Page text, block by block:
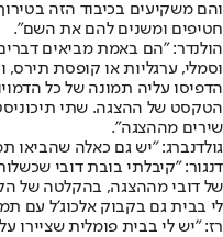
והם משקיעים בכיבוד הזה
חטיפים ומשנים להם את השם".
הולנדר: "הם באמת מביאים
וסמלי, ערגליות או קופסת
הדפיסו עליה תמונה של כל
הטקסט של ההצגה. שתי
שירים מההצגה".
גולדנברג: "יש גם כאלה
דנגור: "קיבלתי בובת דובי
של דובי מההצגה, בהקלטה של
לי בבית גם בקבוק אלכוג'ל עם
רז: "יש לי בבית פומלית שציירו